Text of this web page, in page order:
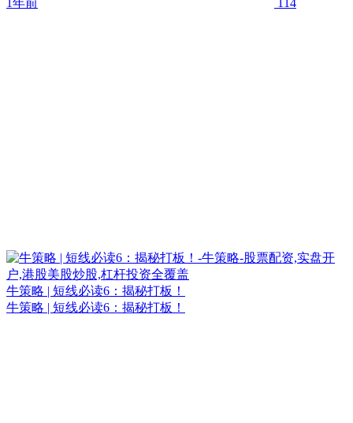
牛策略 | 短线必读6：揭秘打板！
牛策略 | 短线必读6：揭秘打板！